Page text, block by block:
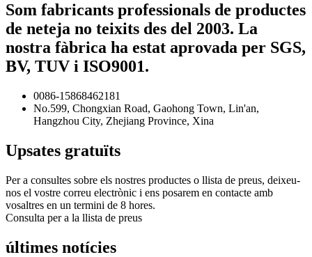
Som fabricants professionals de productes
de neteja no teixits des del 2003. La
nostra fàbrica ha estat aprovada per SGS,
BV, TUV i ISO9001.
0086-15868462181
No.599, Chongxian Road, Gaohong Town, Lin'an,
Hangzhou City, Zhejiang Province, Xina
Upsates gratuïts
Per a consultes sobre els nostres productes o llista de preus, deixeu-
nos el vostre correu electrònic i ens posarem en contacte amb
vosaltres en un termini de 8 hores.
Consulta per a la llista de preus
últimes notícies